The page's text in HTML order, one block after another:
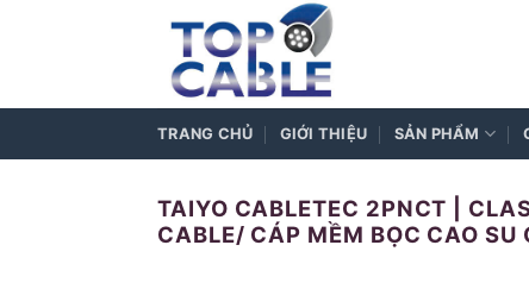
TRANG CHỦ GIỚI THIỆU SẢN PHẨM
TAIYO CABLETEC 2PNCT |
CABLE/ CÁP MỀM BỌC CAO SU